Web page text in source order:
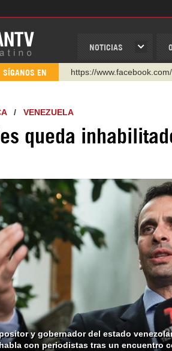
NOTICIAS
SÍGANOS EN
https://
http://twitter.com/
https://t.me/hispantvcanal
https://urmedium.com/c/
Instagram como:
/ VENEZUELA
queda
y gobernador del estado
con periodistas tras un encuentro